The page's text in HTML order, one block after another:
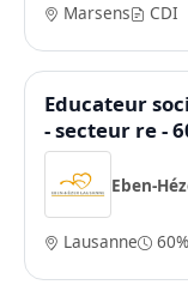
Marsens CDI
Educateur
- secteur re -
Eben-
Lausanne